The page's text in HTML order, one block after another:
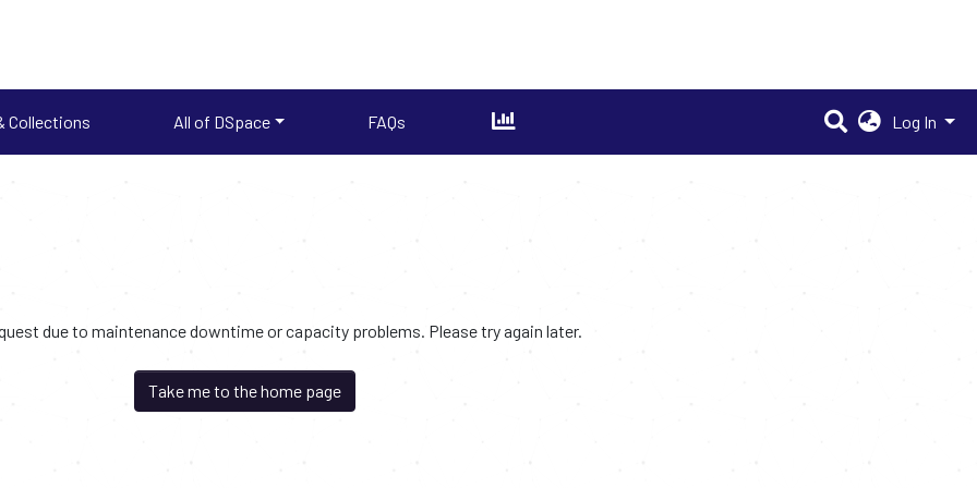
Collections All of DSpace FAQs Log In
due to maintenance downtime or capacity problems. Please try again later.
Take me to the home page